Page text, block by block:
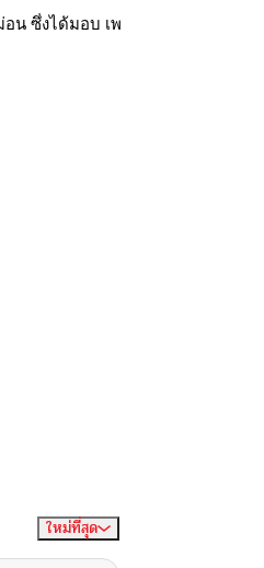
น ซึ่งได้มอบ เพ
ใหม่ที่สุด